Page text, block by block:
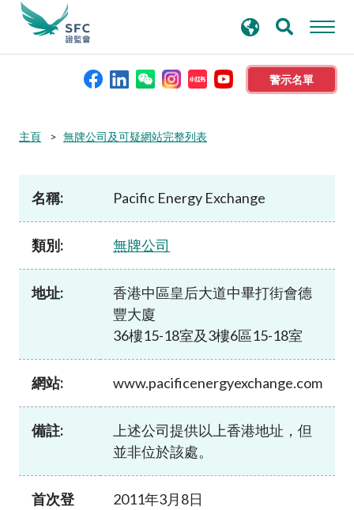
警示名單
本會簡介
規則及標準
資料庫
尋
主頁 無牌公司及可疑網站完整列表
名稱: Pacific Energy Exchange
類別: 無牌公司
地址:
香港中區皇后大道中畢打街會德
豐大廈
36樓15-18室及3樓6區15-18室
網站: www.pacificenergyexchange.com
備註:
上述公司提供以上香港地址，但
並非位於該處。
首次登
2011年3月8日